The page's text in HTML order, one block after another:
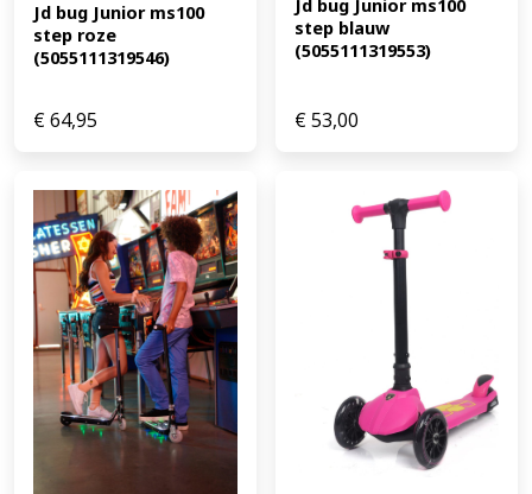
Jd bug Junior ms100
step roze
(5055111319546)
€64,95
Jd bug Junior ms100
step blauw
(5055111319553)
€53,00